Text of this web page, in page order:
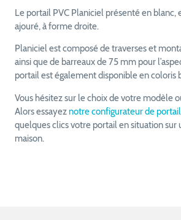
Le portail PVC Planiciel présenté en blanc,
ajouré, à forme droite.
Planiciel est composé de traverses et
ainsi que de barreaux de 75 mm pour
portail est également disponible en coloris
Vous hésitez sur le choix de votre modèle
Alors essayez notre configurateur de portail
quelques clics votre portail en situation sur
maison.